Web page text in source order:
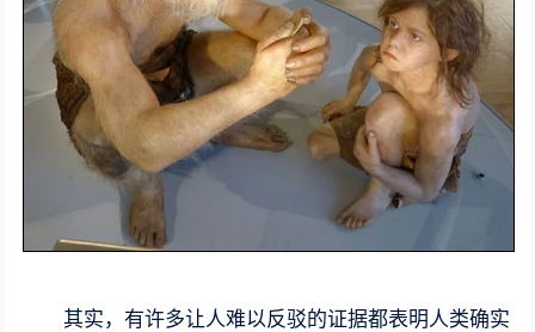
其实，有许多让人难以反驳的证据都表明人类确实